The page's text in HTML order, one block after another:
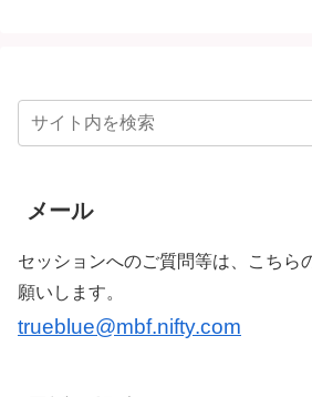
メール
セッションへのご質問等は、こちら
願いします。
trueblue@mbf.nifty.com